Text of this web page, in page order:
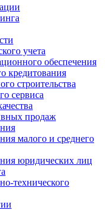
учета
обеспечения
кредитования
строительства
сервиса
продаж
малого и среднего
юридических лиц
технического